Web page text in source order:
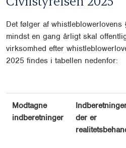
Det følger af whistleblowerlovens
mindst en gang årligt skal
virksomhed efter
2025 findes i tabellen nedenfor:
Modtagne
indberetninger
der er